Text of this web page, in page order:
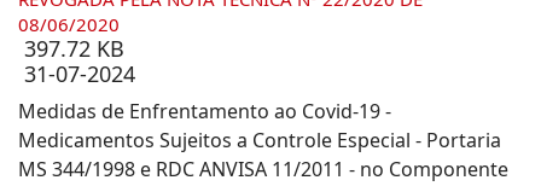
08/06/2020
397.72 KB
31-07-2024
Medidas de Enfrentamento ao Covid-19 -
Medicamentos Sujeitos a Controle Especial - Portaria
MS 344/1998 e RDC ANVISA 11/2011 - no Componente